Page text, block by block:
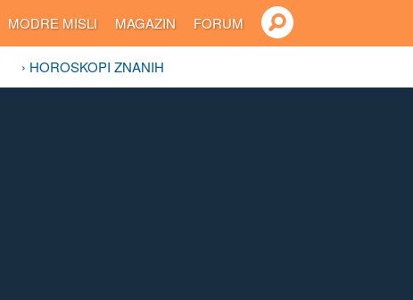
MODRE MISLI MAGAZIN FORUM
› HOROSKOPI ZNANIH